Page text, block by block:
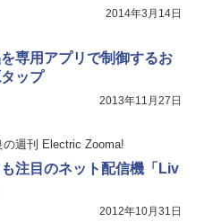
2014年3月14日
専用アプリで制御するお
ップ
2013年11月27日
の週刊 Electric Zooma!
注目のネット配信機「Liv
2012年10月31日